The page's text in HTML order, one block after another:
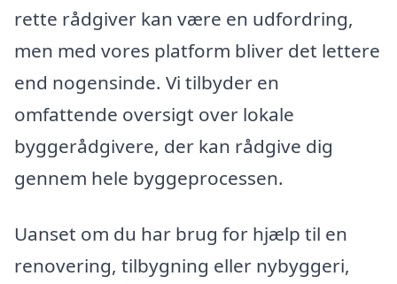
rette rådgiver kan være en udfordring,
men med vores platform bliver det lettere
end nogensinde. Vi tilbyder en
omfattende oversigt over lokale
byggerådgivere, der kan rådgive dig
gennem hele byggeprocessen.
Uanset om du har brug for hjælp til en
renovering, tilbygning eller nybyggeri,